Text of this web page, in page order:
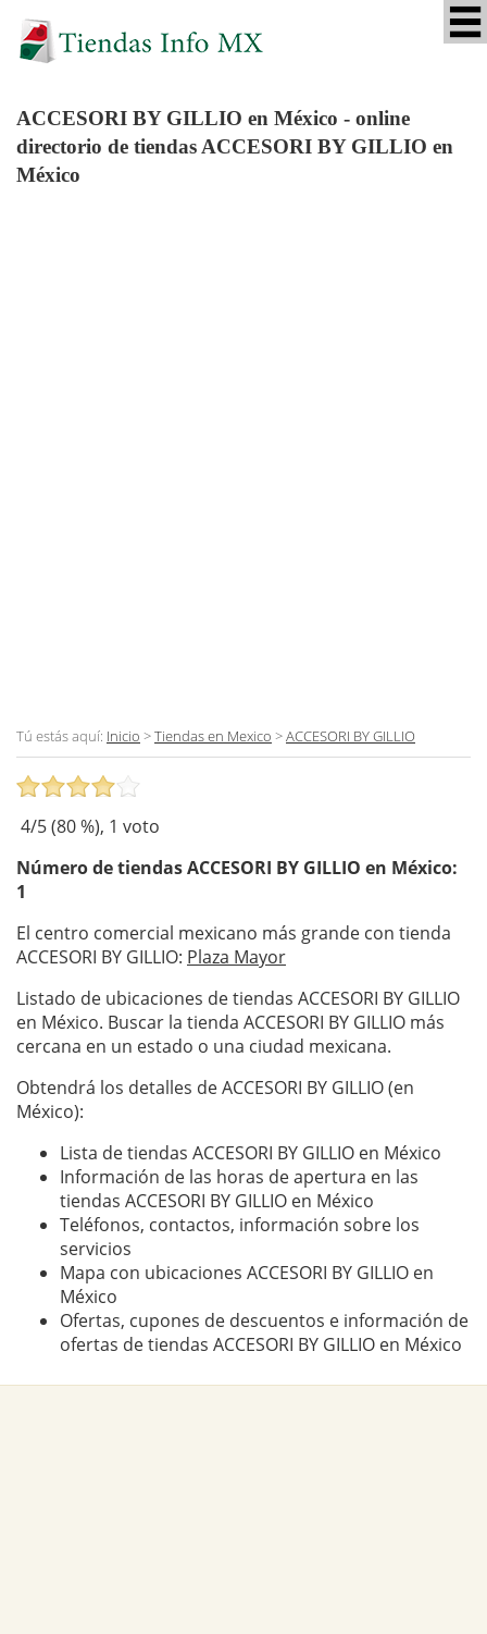
ACCESORI BY GILLIO en México - online
directorio de tiendas ACCESORI BY GILLIO en
México
Tú estás aquí: Inicio >Tiendas en Mexico >ACCESORI BY GILLIO
4/5 (80%), 1 voto
Número de tiendasACCESORI BY GILLIO en México:
1
El centro comercial mexicano más grande con tienda
ACCESORI BY GILLIO: Plaza Mayor
Listado de ubicaciones de tiendas ACCESORI BY GILLIO
en México. Buscar la tienda ACCESORI BY GILLIO más
cercana en un estado o una ciudad mexicana.
Obtendrá los detalles de ACCESORI BY GILLIO (en
México):
Lista de tiendas ACCESORI BY GILLIO en México
Información de las horas de apertura en las
tiendas ACCESORI BY GILLIO en México
Teléfonos, contactos, información sobre los
servicios
Mapa con ubicaciones ACCESORI BY GILLIO en
México
Ofertas, cupones de descuentos e información de
ofertas de tiendas ACCESORI BY GILLIO en México